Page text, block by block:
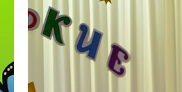
Странички педагогов
Дистанционное образование
КОРРЕКЦИОННОЕ И
ОБРАЗОВАНИЕ